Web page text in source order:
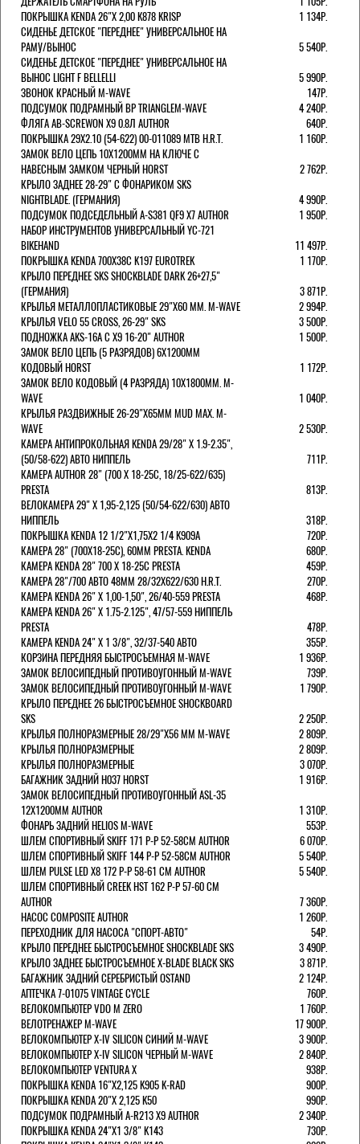
ПОКРЫШКА KENDA 26"Х 2,00 K878 KRISP
1 134Р.
СИДЕНЬЕ ДЕТСКОЕ "ПЕРЕДНЕЕ" УНИВЕРСАЛЬНОЕ НА
РАМУ/ВЫНОС
5 540Р.
СИДЕНЬЕ ДЕТСКОЕ "ПЕРЕДНЕЕ" УНИВЕРСАЛЬНОЕ НА
ВЫНОС LIGHT F BELLELLI
5 990Р.
ЗВОНОК КРАСНЫЙ M-WAVE
147Р.
ПОДСУМОК ПОДРАМНЫЙ BP TRIANGLEM-WAVE
4 240Р.
ФЛЯГА AB-SCREWON X9 0.8Л AUTHOR
640Р.
ПОКРЫШКА 29X2.10 (54-622) 00-011089 MTB H.R.T.
1 160Р.
ЗАМОК ВЕЛО ЦЕПЬ 10Х1200ММ НА КЛЮЧЕ С
НАВЕСНЫМ ЗАМКОМ ЧЕРНЫЙ HORST
2 762Р.
КРЫЛО ЗАДНЕЕ 28-29" С ФОНАРИКОМ SKS
NIGHTBLADE. (ГЕРМАНИЯ)
4 990Р.
ПОДСУМОК ПОДСЕДЕЛЬНЫЙ A-S381 QF9 X7 AUTHOR
1 950Р.
НАБОР ИНСТРУМЕНТОВ УНИВЕРСАЛЬНЫЙ YC-721
BIKEHAND
11 497Р.
ПОКРЫШКА KENDA 700Х38С K197 EUROTREK
1 170Р.
КРЫЛО ПЕРЕДНЕЕ SKS SHOCKBLADE DARK 26+27,5"
(ГЕРМАНИЯ)
3 871Р.
КРЫЛЬЯ МЕТАЛЛОПЛАСТИКОВЫЕ 29"Х60 ММ. M-WAVE
2 994Р.
КРЫЛЬЯ VELO 55 CROSS, 26-29" SKS
3 500Р.
ПОДНОЖКА AKS-16A C X9 16-20" AUTHOR
1 500Р.
ЗАМОК ВЕЛО ЦЕПЬ (5 РАЗРЯДОВ) 6Х1200ММ
КОДОВЫЙ HORST
1 172Р.
ЗАМОК ВЕЛО КОДОВЫЙ (4 РАЗРЯДА) 10Х1800ММ. M-
WAVE
1 040Р.
КРЫЛЬЯ РАЗДВИЖНЫЕ 26-29"Х65ММ MUD MAX. M-
WAVE
2 530Р.
КАМЕРА АНТИПРОКОЛЬНАЯ KENDA 29/28" Х 1.9-2.35",
(50/58-622) АВТО НИППЕЛЬ
711Р.
КАМЕРА AUTHOR 28" (700 Х 18-25С, 18/25-622/635)
PRESTA
813Р.
ВЕЛОКАМЕРА 29" X 1,95-2,125 (50/54-622/630) АВТО
НИППЕЛЬ
318Р.
ПОКРЫШКА KENDA 12 1/2"Х1,75X2 1/4 K909A
720Р.
КАМЕРА 28" (700Х18-25С), 60ММ PRESTA. KENDA
680Р.
КАМЕРА KENDA 28" 700 Х 18-25С PRESTA
459Р.
КАМЕРА 28"/700 АВТО 48ММ 28/32Х622/630 H.R.T.
270Р.
КАМЕРА KENDA 26" Х 1,00-1,50", 26/40-559 PRESTA
468Р.
КАМЕРА KENDA 26" Х 1.75-2.125", 47/57-559 НИППЕЛЬ
PRESTA
478Р.
КАМЕРА KENDA 24" Х 1 3/8", 32/37-540 АВТО
355Р.
КОРЗИНА ПЕРЕДНЯЯ БЫСТРОСЪЕМНАЯ M-WAVE
1 936Р.
ЗАМОК ВЕЛОСИПЕДНЫЙ ПРОТИВОУГОННЫЙ M-WAVE
739Р.
ЗАМОК ВЕЛОСИПЕДНЫЙ ПРОТИВОУГОННЫЙ M-WAVE
1 790Р.
КРЫЛО ПЕРЕДНЕЕ 26 БЫСТРОСЪЕМНОЕ SHOCKBOARD
SKS
2 250Р.
КРЫЛЬЯ ПОЛНОРАЗМЕРНЫЕ 28/29"Х56 ММ M-WAVE
2 809Р.
КРЫЛЬЯ ПОЛНОРАЗМЕРНЫЕ
2 809Р.
КРЫЛЬЯ ПОЛНОРАЗМЕРНЫЕ
3 070Р.
БАГАЖНИК ЗАДНИЙ H037 HORST
1 916Р.
ЗАМОК ВЕЛОСИПЕДНЫЙ ПРОТИВОУГОННЫЙ ASL-35
12Х1200ММ AUTHOR
1 310Р.
ФОНАРЬ ЗАДНИЙ HELIOS M-WAVE
553Р.
ШЛЕМ СПОРТИВНЫЙ SKIFF 171 Р-Р 52-58СМ AUTHOR
6 070Р.
ШЛЕМ СПОРТИВНЫЙ SKIFF 144 Р-Р 52-58СМ AUTHOR
5 540Р.
ШЛЕМ PULSE LED X8 172 Р-Р 58-61 СМ AUTHOR
5 540Р.
ШЛЕМ СПОРТИВНЫЙ CREEK HST 162 Р-Р 57-60 СМ
AUTHOR
7 360Р.
НАСОС COMPOSITE AUTHOR
1 260Р.
ПЕРЕХОДНИК ДЛЯ НАСОСА "СПОРТ-АВТО"
54Р.
КРЫЛО ПЕРЕДНЕЕ БЫСТРОСЪЕМНОЕ SHOCKBLADE SKS
3 490Р.
КРЫЛО ЗАДНЕЕ БЫСТРОСЪЕМНОЕ X-BLADE BLACK SKS
3 871Р.
БАГАЖНИК ЗАДНИЙ СЕРЕБРИСТЫЙ OSTAND
2 124Р.
АПТЕЧКА 7-01075 VINTAGE CYCLE
760Р.
ВЕЛОКОМПЬЮТЕР VDO M ZERO
1 760Р.
ВЕЛОТРЕНАЖЕР M-WAVE
17 900Р.
ВЕЛОКОМПЬЮТЕР X-IV SILICON СИНИЙ M-WAVE
3 900Р.
ВЕЛОКОМПЬЮТЕР X-IV SILICON ЧЕРНЫЙ M-WAVE
2 840Р.
ВЕЛОКОМПЬЮТЕР VENTURA Х
938Р.
ПОКРЫШКА KENDA 16"Х2,125 K905 K-RAD
900Р.
ПОКРЫШКА KENDA 20"Х 2,125 K50
990Р.
ПОДСУМОК ПОДРАМНЫЙ A-R213 X9 AUTHOR
2 340Р.
ПОКРЫШКА KENDA 24"Х1 3/8" K143
730Р.